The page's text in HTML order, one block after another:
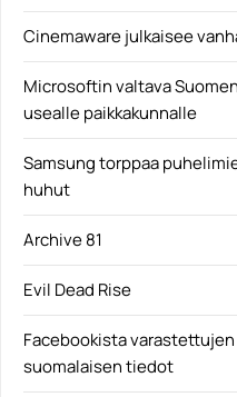
Cinemaware julkaisee
Microsoftin valtava
usealle paikkakunnalle
Samsung torppaa
huhut
Archive 81
Evil Dead Rise
Facebookista
suomalaisen tiedot